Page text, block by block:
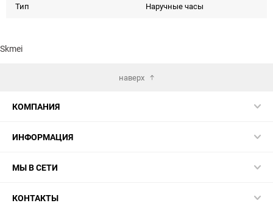
Тип Наручные часы
Skmei
наверх
КОМПАНИЯ
ИНФОРМАЦИЯ
МЫ В СЕТИ
КОНТАКТЫ